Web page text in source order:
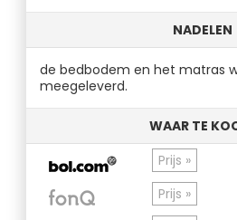
NADELEN
de bedbodem en het matras
meegeleverd.
WAAR TE
Prijs »
Prijs »